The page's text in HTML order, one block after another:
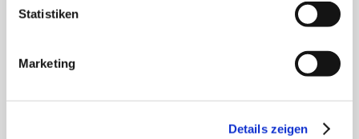
Statistiken
Marketing
Details zeigen